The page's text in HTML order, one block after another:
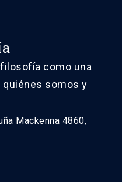
como una
quiénes somos y
Mackenna 4860,